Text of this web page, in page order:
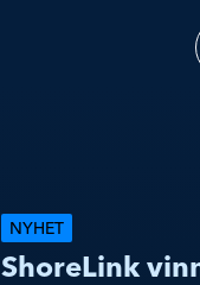
ShoreLink
NYHET